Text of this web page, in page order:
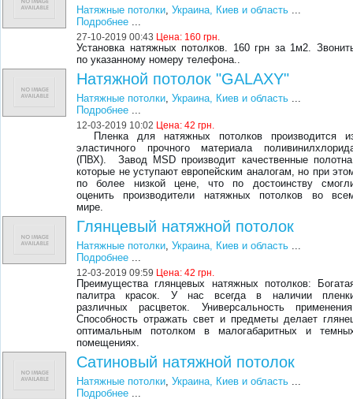
Натяжные потолки,Украина, Киев и область ...
Подробнее ...
27-10-2019 00:43 Цена: 160 грн.
Установка натяжных потолков. 160 грн за 1м2.
по указанному номеру телефона..
Натяжной потолок "GALAXY"
Натяжные потолки,Украина, Киев и область ...
Подробнее ...
12-03-2019 10:02 Цена:42 грн.
Пленка для натяжных потолков производится
эластичного прочного материала
(ПВХ). Завод MSD производит качественные
которые не уступают европейским аналогам, но при
по более низкой цене, что по достоинству
оценить производители натяжных потолков во
мире.
Глянцевый натяжной потолок
Натяжные потолки,Украина, Киев и область ...
Подробнее ...
12-03-2019 09:59 Цена:42 грн.
Преимущества глянцевых натяжных потолков:
палитра красок. У нас всегда в наличии
различных расцветок. Универсальность
Способность отражать свет и предметы делает
оптимальным потолком в малогабаритных и
помещениях.
Сатиновый натяжной потолок
Натяжные потолки,Украина, Киев и область ...
Подробнее ...